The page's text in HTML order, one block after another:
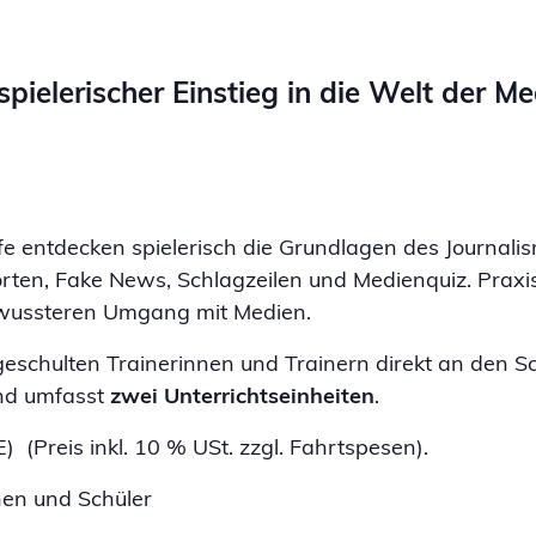
Einstieg in die Welt der
entdecken spielerisch die Grundlagen des
Fake News, Schlagzeilen und Medienquiz.
Umgang mit Medien.
Trainerinnen und Trainern direkt an den
umfasst zwei Unterrichtseinheiten.
(Preis inkl. 10 % USt. zzgl. Fahrtspesen).
und Schüler